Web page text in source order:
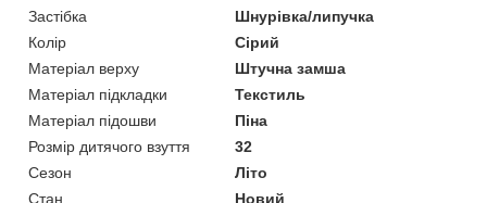
Застібка
Шнурівка/липучка
Колір
Сірий
Матеріал верху
Штучна замша
Матеріал підкладки
Текстиль
Матеріал підошви
Піна
Розмір дитячого взуття
32
Сезон
Літо
Стан
Новий